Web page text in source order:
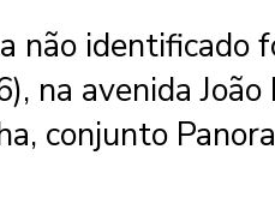
não identificado
na avenida
conjunto